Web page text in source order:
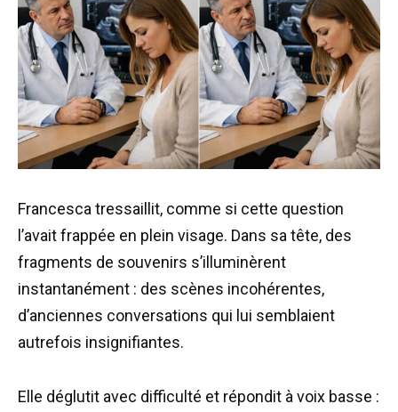
Francesca tressaillit, comme si cette question
l’avait frappée en plein visage. Dans sa tête, des
fragments de souvenirs s’illuminèrent
instantanément : des scènes incohérentes,
d’anciennes conversations qui lui semblaient
autrefois insignifiantes.
Elle déglutit avec difficulté et répondit à voix basse :